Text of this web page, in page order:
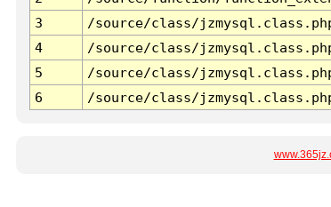
3
/source/class/
4
/source/class/
5
/source/class/
6
/source/class/